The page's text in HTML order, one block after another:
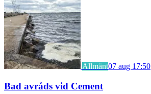
Allmänt07 aug 17:50
Bad avråds vid Cement